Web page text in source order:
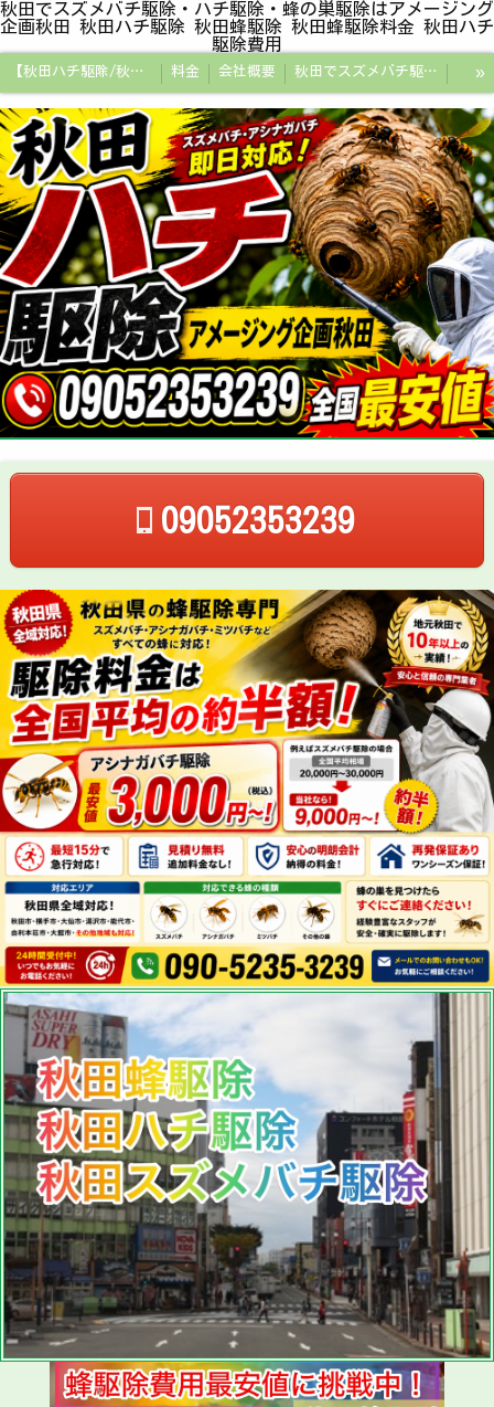
秋田でスズメバチ駆除・ハチ駆除・蜂の巣駆除はアメージング
企画秋田 秋田ハチ駆除 秋田蜂駆除 秋田蜂駆除料金 秋田ハチ
駆除費用
【秋田ハチ駆除/秋田蜂駆除/スズメバチの巣/ハチの巣専門プロ】 料金 会社概要 秋田でスズメバチ駆除・ハチ駆除・蜂の巣駆除はアメージング企画秋田
秋田県の蜂駆除料金・蜂の巣駆除の相場【全国平均と比較】 秋田探偵/秋田県浮気調査/秋田市万引きGメン
秋田便利屋アメージング企画秋田
»
09052353239